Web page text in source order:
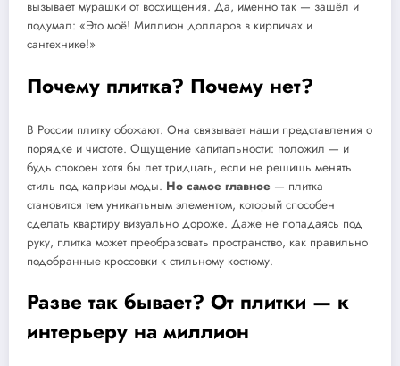
вызывает мурашки от восхищения. Да, именно так — зашёл и
подумал: «Это моё! Миллион долларов в кирпичах и
сантехнике!»
Почему плитка? Почему нет?
В России плитку обожают. Она связывает наши представления о
порядке и чистоте. Ощущение капитальности: положил — и
будь спокоен хотя бы лет тридцать, если не решишь менять
стиль под капризы моды. Но самое главное — плитка
становится тем уникальным элементом, который способен
сделать квартиру визуально дороже. Даже не попадаясь под
руку, плитка может преобразовать пространство, как правильно
подобранные кроссовки к стильному костюму.
Разве так бывает? От плитки — к
интерьеру на миллион